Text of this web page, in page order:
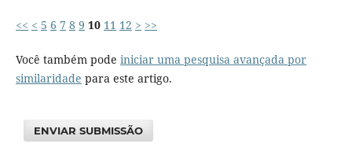
<< < 5 6 7 8 9 10 11 12 > >>
Você também pode iniciar uma pesquisa avançada por
similaridade para este artigo.
ENVIAR SUBMISSÃO